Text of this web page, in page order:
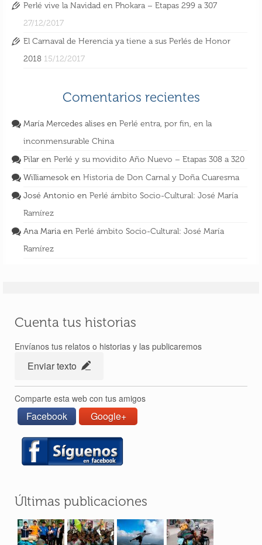
Perlé vive la Navidad en Phokara – Etapas 299 a 307
27/12/2017
El Carnaval de Herencia ya tiene a sus Perlés de Honor
2018 15/12/2017
Comentarios recientes
María Mercedes alises en Perlé entra, por fin, en la
inconmensurable China
Pilar en Perlé y su movidito Año Nuevo – Etapas 308 a 320
Williamesok en Historia de Don Carnal y Doña Cuaresma
José Antonio en Perlé ámbito Socio-Cultural: José María
Ramírez
Ana Maria en Perlé ámbito Socio-Cultural: José María
Ramírez
Cuenta tus historias
Envíanos tus relatos o historias y las publicaremos
Enviar texto
Comparte esta web con tus amigos
Facebook Google+
Últimas publicaciones